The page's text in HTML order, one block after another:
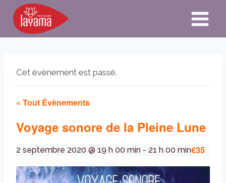
Aller
contenu
Cet évènement est passé.
« Tout Évènements
Voyage sonore de la Pleine Lune
2 septembre 2020 @ 19 h 00 min - 21 h 00 min€35